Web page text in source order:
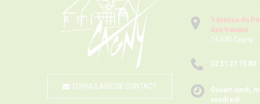
FORMULAIRE DE CONTACT
1 avenue du
des travaux
14 630 Cagny
02 31 27 15 80
Ouvert lundi,
vendredi